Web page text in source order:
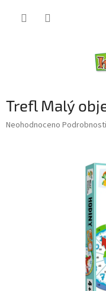
Trefl Malý
Průměrné
Neohodnoceno